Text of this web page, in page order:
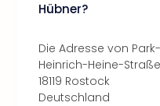
Hübner?
Die Adresse von
Heinrich-Heine-
18119 Rostock
Deutschland